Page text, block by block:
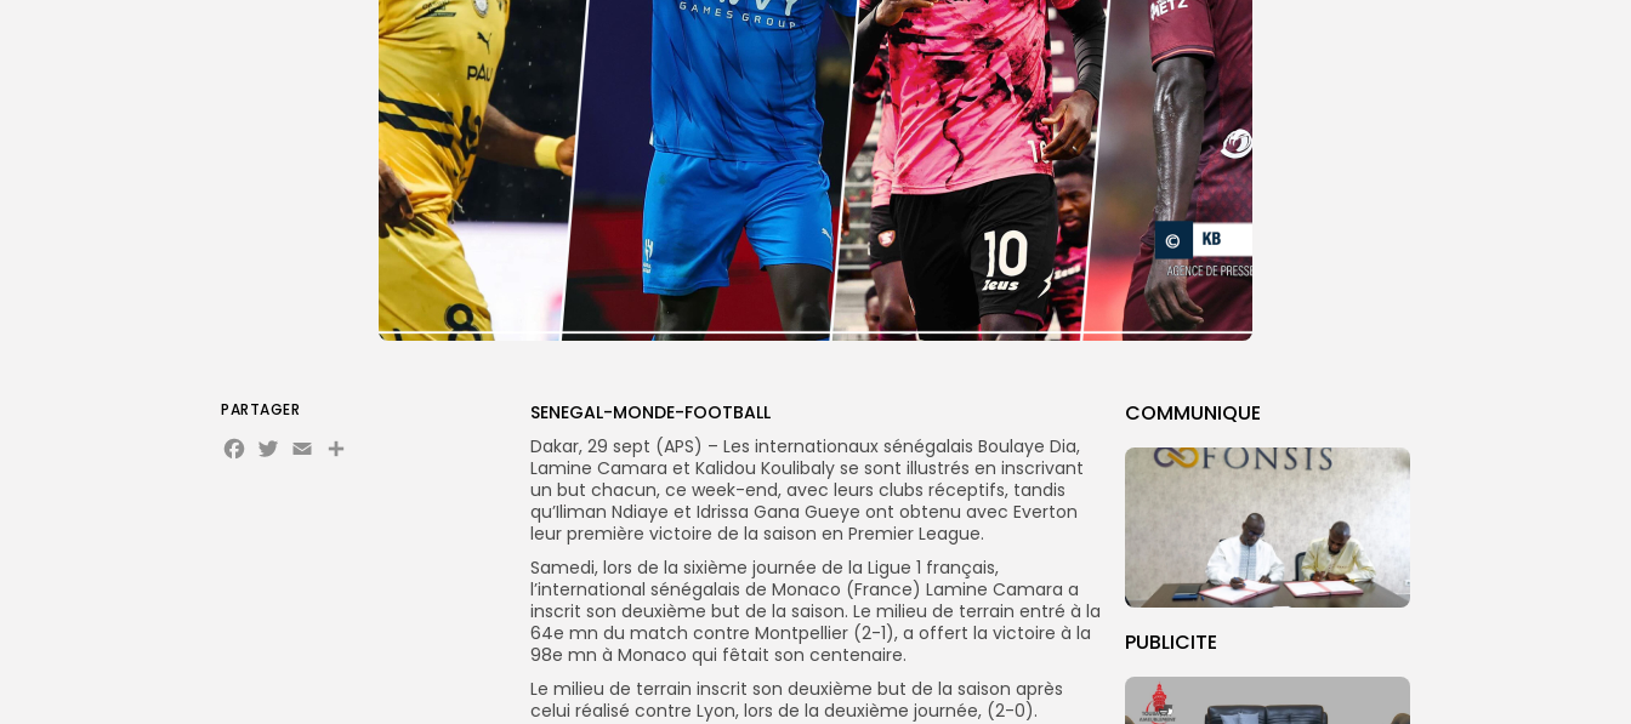
COMMUNIQUE
PUBLICITE
SENEGAL-MONDE-FOOTBALL
Dakar, 29 sept (APS) – Les internationaux sénégalais Boulaye Dia,
Lamine Camara et Kalidou Koulibaly se sont illustrés en inscrivant
un but chacun, ce week-end, avec leurs clubs réceptifs, tandis
qu’Iliman Ndiaye et Idrissa Gana Gueye ont obtenu avec Everton
leur première victoire de la saison en Premier League.
Samedi, lors de la sixième journée de la Ligue 1 français,
l’international sénégalais de Monaco (France) Lamine Camara a
inscrit son deuxième but de la saison. Le milieu de terrain entré à la
64e mn du match contre Montpellier (2-1), a offert la victoire à la
98e mn à Monaco qui fêtait son centenaire.
Le milieu de terrain inscrit son deuxième but de la saison après
celui réalisé contre Lyon, lors de la deuxième journée, (2-0).
PARTAGER
Facebook
Twitter
Email